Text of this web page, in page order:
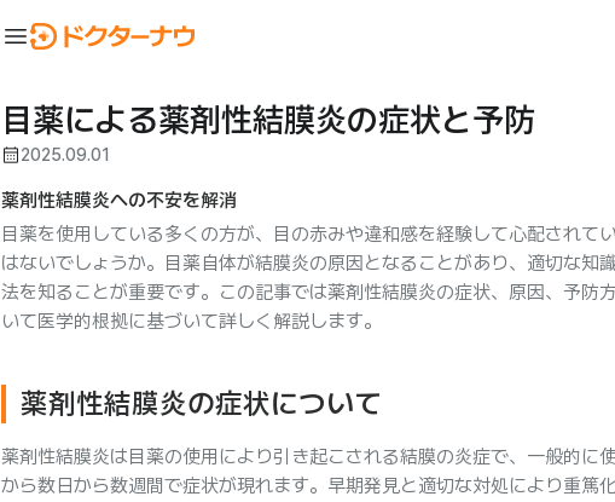
menu
目薬による薬剤性結膜炎の症状と予防
calendar_month2025.09.01
薬剤性結膜炎への不安を解消
目薬を使用している多くの方が、目の赤みや違和感を経験して心配されて
はないでしょうか。目薬自体が結膜炎の原因となることがあり、適切な知
法を知ることが重要です。この記事では薬剤性結膜炎の症状、原因、予防
いて医学的根拠に基づいて詳しく解説します。
薬剤性結膜炎の症状について
薬剤性結膜炎は目薬の使用により引き起こされる結膜の炎症で、一般的に
から数日から数週間で症状が現れます。早期発見と適切な対処により重篤